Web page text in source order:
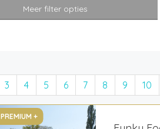
Meer filter opties
3 4 5 6 7 8 9 10
PREMIUM +